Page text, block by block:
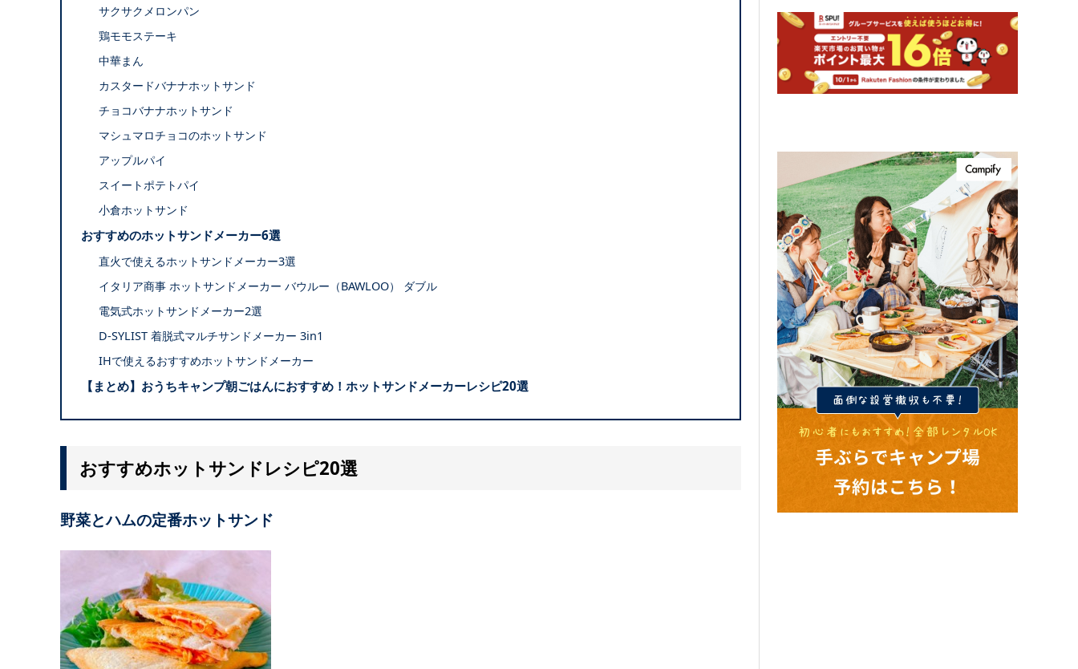
サクサクメロンパン
鶏モモステーキ
中華まん
カスタードバナナホットサンド
チョコバナナホットサンド
マシュマロチョコのホットサンド
アップルパイ
スイートポテトパイ
小倉ホットサンド
おすすめのホットサンドメーカー6選
直火で使えるホットサンドメーカー3選
イタリア商事 ホットサンドメーカー バウルー（BAWLOO） ダブル
電気式ホットサンドメーカー2選
D-SYLIST 着脱式マルチサンドメーカー 3in1
IHで使えるおすすめホットサンドメーカー
【まとめ】おうちキャンプ朝ごはんにおすすめ！ホットサンドメーカーレシピ20選
おすすめホットサンドレシピ20選
野菜とハムの定番ホットサンド